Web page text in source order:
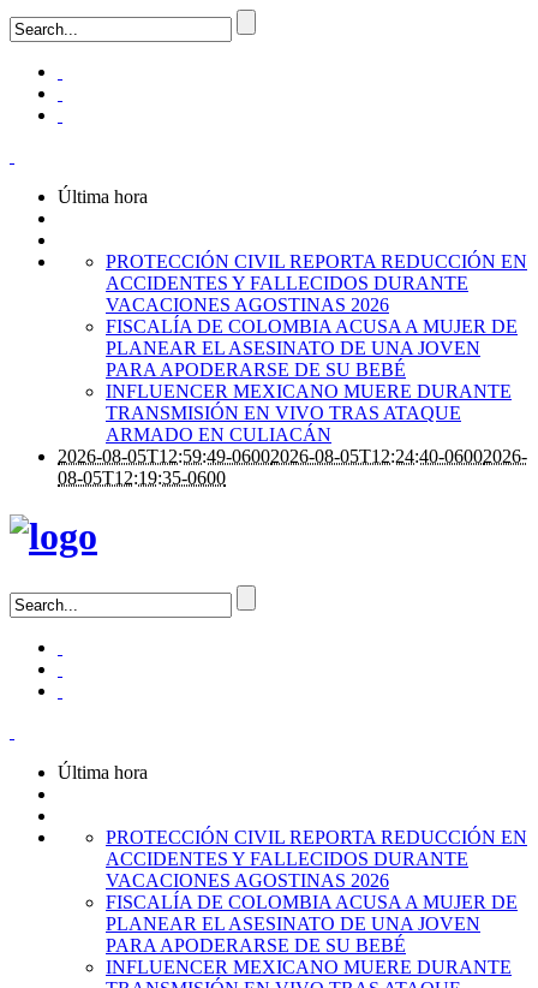
Última hora
PROTECCIÓN CIVIL REPORTA REDUCCIÓN EN
ACCIDENTES Y FALLECIDOS DURANTE
VACACIONES AGOSTINAS 2026
FISCALÍA DE COLOMBIA ACUSA A MUJER DE
PLANEAR EL ASESINATO DE UNA JOVEN
PARA APODERARSE DE SU BEBÉ
INFLUENCER MEXICANO MUERE DURANTE
TRANSMISIÓN EN VIVO TRAS ATAQUE
ARMADO EN CULIACÁN
2026-08-05T12:59:49-06002026-08-05T12:24:40-06002026-
08-05T12:19:35-0600
Última hora
PROTECCIÓN CIVIL REPORTA REDUCCIÓN EN
ACCIDENTES Y FALLECIDOS DURANTE
VACACIONES AGOSTINAS 2026
FISCALÍA DE COLOMBIA ACUSA A MUJER DE
PLANEAR EL ASESINATO DE UNA JOVEN
PARA APODERARSE DE SU BEBÉ
INFLUENCER MEXICANO MUERE DURANTE